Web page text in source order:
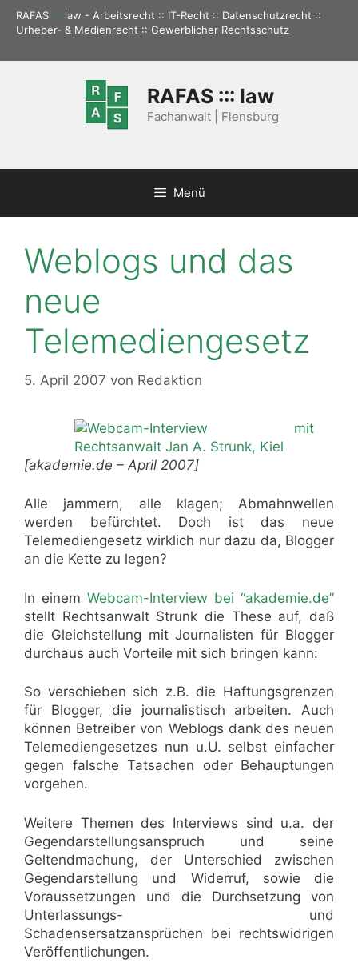
Zum
Inhalt
RAFAS ::: law - Arbeitsrecht :: IT-Recht :: Datenschutzrecht ::
Urheber- & Medienrecht :: Gewerblicher Rechtsschutz
RAFAS ::: law
Fachanwalt | Flensburg
Menü
Weblogs und das
neue
Telemediengesetz
5. April 2007 von Redaktion
[akademie.de – April 2007]
Alle jammern, alle klagen; Abmahnwellen
werden befürchtet. Doch ist das neue
Telemediengesetz wirklich nur dazu da, Blogger
an die Kette zu legen?
In einem Webcam-Interview bei “akademie.de”
stellt Rechtsanwalt Strunk die These auf, daß
die Gleichstellung mit Journalisten für Blogger
durchaus auch Vorteile mit sich bringen kann:
So verschieben sich z.B. die Haftungsgrenzen
für Blogger, die journalistisch arbeiten. Auch
können Betreiber von Weblogs dank des neuen
Telemediengesetzes nun u.U. selbst einfacher
gegen falsche Tatsachen oder Behauptungen
vorgehen.
Weitere Themen des Interviews sind u.a. der
Gegendarstellungsanspruch und seine
Geltendmachung, der Unterschied zwischen
Gegendarstellung und Widerruf, sowie die
Voraussetzungen und die Durchsetzung von
Unterlassungs- und
Schadensersatzansprüchen bei rechtswidrigen
Veröffentlichungen.